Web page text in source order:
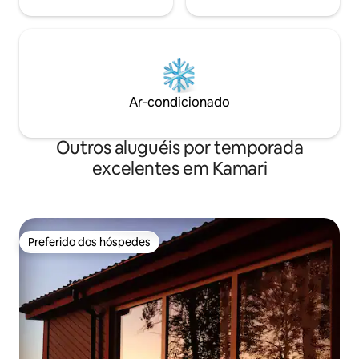
Ar-condicionado
Outros aluguéis por temporada
excelentes em Kamari
Preferido dos hóspedes
Preferido dos hóspedes